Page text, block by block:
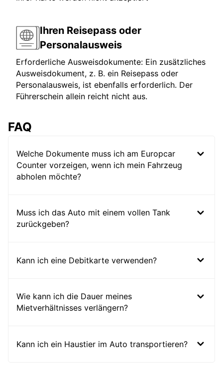
Ihren Reisepass oder
Personalausweis
Erforderliche Ausweisdokumente: Ein zusätzliches
Ausweisdokument, z. B. ein Reisepass oder
Personalausweis, ist ebenfalls erforderlich. Der
Führerschein allein reicht nicht aus.
FAQ
Welche Dokumente muss ich am Europcar
Counter vorzeigen, wenn ich mein Fahrzeug
abholen möchte?
Muss ich das Auto mit einem vollen Tank
zurückgeben?
Kann ich eine Debitkarte verwenden?
Wie kann ich die Dauer meines
Mietverhältnisses verlängern?
Kann ich ein Haustier im Auto transportieren?